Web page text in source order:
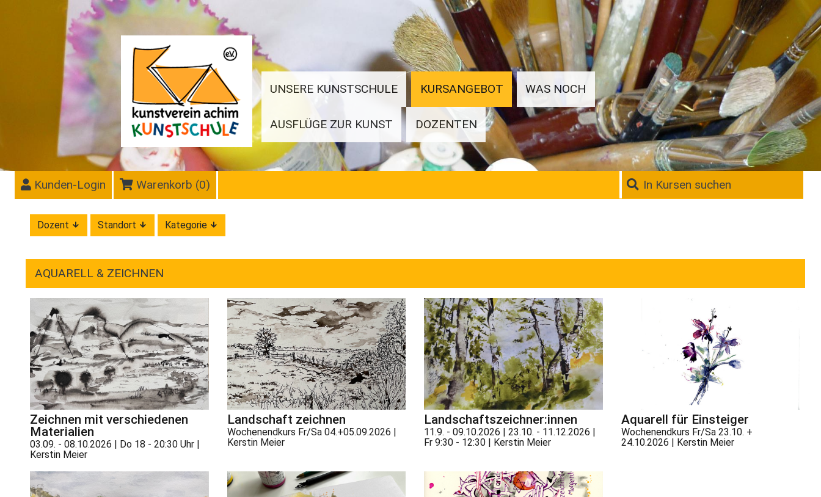
UNSERE KUNSTSCHULE KURSANGEBOT WAS NOCH
AUSFLÜGE ZUR KUNST DOZENTEN
Kunden-Login Warenkorb (0)
Dozent Standort Kategorie
AQUARELL & ZEICHNEN
Zeichnen mit verschiedenen
Materialien
03.09. - 08.10.2026 | Do 18 - 20:30 Uhr |
Kerstin Meier
Landschaft zeichnen
Wochenendkurs Fr/Sa 04.+05.09.2026 |
Kerstin Meier
Landschaftszeichner:innen
11.9. - 09.10.2026 | 23.10. - 11.12.2026 |
Fr 9:30 - 12:30 | Kerstin Meier
Aquarell für Einsteiger
Wochenendkurs Fr/Sa 23.10. +
24.10.2026 | Kerstin Meier